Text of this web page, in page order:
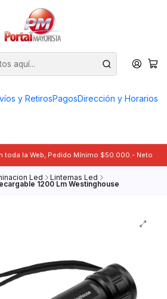
y RetirosPagosDirección y Horarios
toda la Web, Pedido Mínimo $50.000.- Neto
Led Linternas Led
1200 Lm Westinghouse